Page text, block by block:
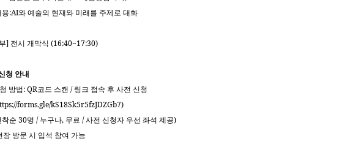
용:AI와 예술의 현재와 미래를 주제로 대화
] 전시 개막식 (16:40~17:30)
청 안내
방법: QR코드 스캔 / 링크 접속 후 사전 신청
forms.gle/kS18Sk5r5fzJDZGb7)
순 30명 / 누구나, 무료 / 사전 신청자 우선 좌석 제공)
장 방문 시 입석 참여 가능